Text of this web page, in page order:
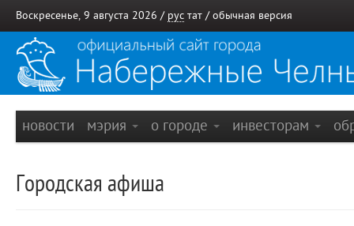
Воскресенье, 9 августа 2026 / рус тат / обычная версия
новости мэрия о городе инвесторам
Городская афиша